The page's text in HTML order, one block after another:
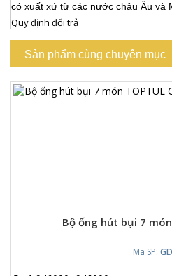
có xuất xứ từ các nước châu Âu và
Quy định đổi trả
Sản phẩm cùng chuyên mục
Bộ ống hút bụi 7 món
Mã SP: